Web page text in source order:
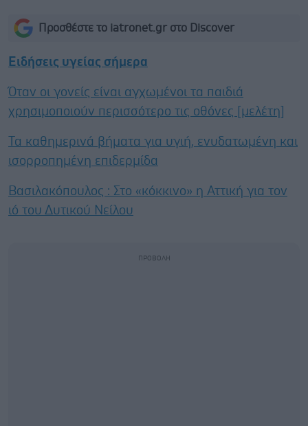
Προσθέστε το iatronet.gr στο Discover
Ειδήσεις υγείας σήμερα
Όταν οι γονείς είναι αγχωμένοι τα παιδιά
χρησιμοποιούν περισσότερο τις οθόνες [μελέτη]
Τα καθημερινά βήματα για υγιή, ενυδατωμένη και
ισορροπημένη επιδερμίδα
Βασιλακόπουλος : Στο «κόκκινο» η Αττική για τον
ιό του Δυτικού Νείλου